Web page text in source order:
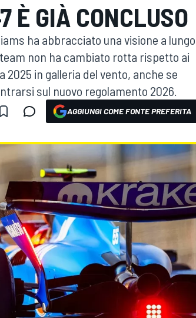
È GIÀ CONCLUSO
ha abbracciato una visione a lungo
non ha cambiato rotta rispetto ai
in galleria del vento, anche se
sul nuovo regolamento 2026.
AGGIUNGI COME FONTE PREFERITA